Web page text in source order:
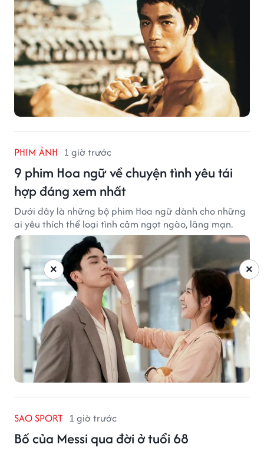
PHIM ẢNH 1 giờ trước
9 phim Hoa ngữ về chuyện tình yêu tái
hợp đáng xem nhất
Dưới đây là những bộ phim Hoa ngữ dành cho những
ai yêu thích thể loại tình cảm ngọt ngào, lãng mạn.
SAO SPORT 1 giờ trước
Bố của Messi qua đời ở tuổi 68
×
×